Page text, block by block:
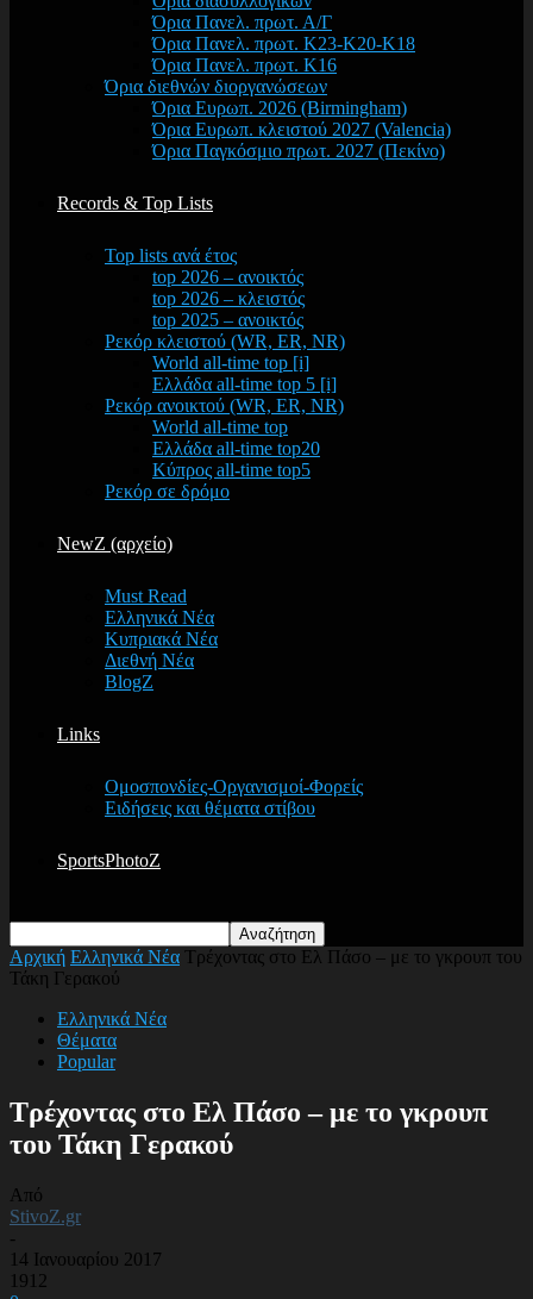
Όρια Πανελ. πρωτ. Α/Γ
Όρια Πανελ. πρωτ. Κ23-Κ20-Κ18
Όρια Πανελ. πρωτ. Κ16
Όρια διεθνών διοργανώσεων
Όρια Ευρωπ. 2026 (Birmingham)
Όρια Ευρωπ. κλειστού 2027 (Valencia)
Όρια Παγκόσμιο πρωτ. 2027 (Πεκίνο)
Records & Top Lists
Top lists ανά έτος
top 2026 – ανοικτός
top 2026 – κλειστός
top 2025 – ανοικτός
Ρεκόρ κλειστού (WR, ER, NR)
World all-time top [i]
Ελλάδα all-time top 5 [i]
Ρεκόρ ανοικτού (WR, ER, NR)
World all-time top
Ελλάδα all-time top20
Κύπρος all-time top5
Ρεκόρ σε δρόμο
NewZ (αρχείο)
Must Read
Ελληνικά Νέα
Κυπριακά Νέα
Διεθνή Νέα
BlogZ
Links
Ομοσπονδίες-Οργανισμοί-Φορείς
Ειδήσεις και θέματα στίβου
SportsPhotoZ
Αρχική Ελληνικά Νέα Τρέχοντας στο Ελ Πάσο – με το γκρουπ του
Τάκη Γερακού
Ελληνικά Νέα
Θέματα
Popular
Τρέχοντας στο Ελ Πάσο – με το γκρουπ
του Τάκη Γερακού
Από
StivoZ.gr
-
14 Ιανουαρίου 2017
1912